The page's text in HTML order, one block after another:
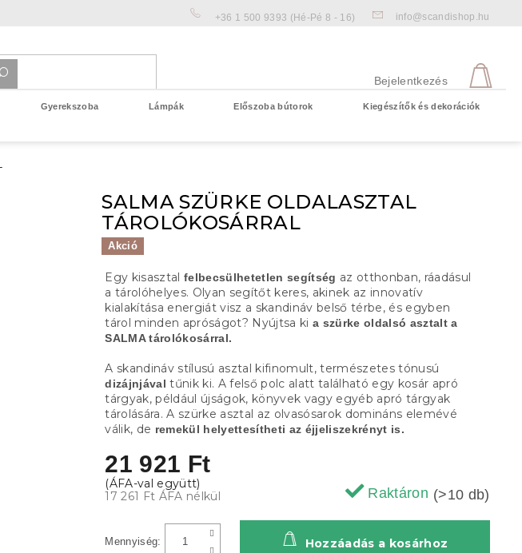
+36 1 500 9393 (Hé-Pé 8 - 16) info@scandishop.hu
Bejelentkezés
Gyerekszoba Lámpák Előszoba bútorok Kiegészítők és dekorációk
SALMA SZÜRKE OLDALASZTAL
TÁROLÓKOSÁRRAL
Akció
21 921 Ft
17 261 Ft ÁFA nélkül Raktáron (>10 db)
Hozzáadás a kosárhoz
Egy kisasztalfelbecsülhetetlen segítség az otthonban, ráadásul
a tárolóhelyes. Olyan segítőt keres, akinek az innovatív
kialakítása energiát visz a skandináv belső térbe, és egyben
tárol minden apróságot? Nyújtsa kia szürke oldalsó asztalt a
SALMA tárolókosárral.
A skandináv stílusú asztal kifinomult, természetes tónusú
dizájnjával tűnik ki. A felső polc alatt található egy kosár apró
tárgyak, például újságok, könyvek vagy egyéb apró tárgyak
tárolására. A szürke asztal az olvasósarok domináns elemévé
válik, de remekül helyettesítheti az éjjeliszekrényt is.